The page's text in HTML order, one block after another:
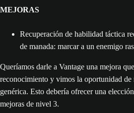
MEJORAS
Recuperación de habilidad táctica
de manada: marcar a un enemigo
Queríamos darle a Vantage una mejora
reconocimiento y vimos la oportunidad de
genérica. Esto debería ofrecer una
mejoras de nivel 3.